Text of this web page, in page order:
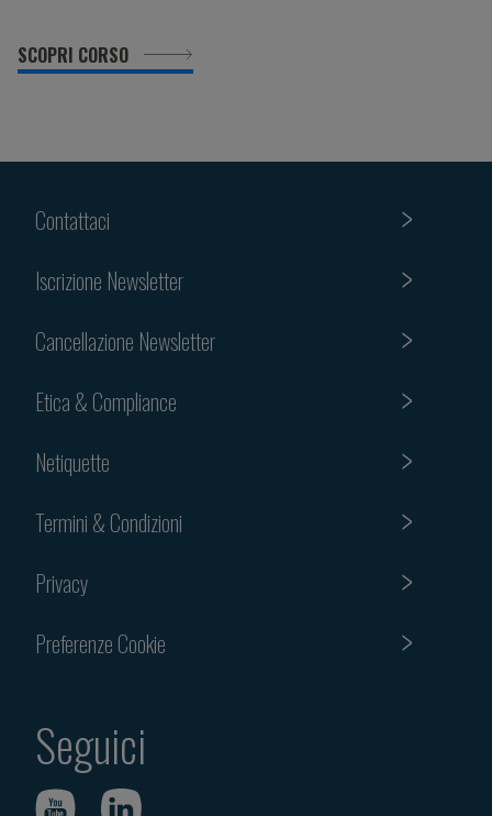
SCOPRI CORSO
Contattaci
Iscrizione Newsletter
Cancellazione Newsletter
Etica & Compliance
Netiquette
Termini & Condizioni
Privacy
Preferenze Cookie
Seguici